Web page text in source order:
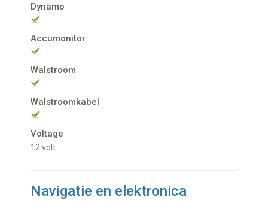
Dynamo
Accumonitor
Walstroom
Walstroomkabel
Voltage
12 volt
Navigatie en elektronica